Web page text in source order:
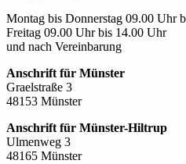
Montag bis Donnerstag 09.00 Uhr
Freitag 09.00 Uhr bis 14.00 Uhr
und nach Vereinbarung
Anschrift für Münster
Graelstraße 3
48153 Münster
Anschrift für Münster-Hiltrup
Ulmenweg 3
48165 Münster